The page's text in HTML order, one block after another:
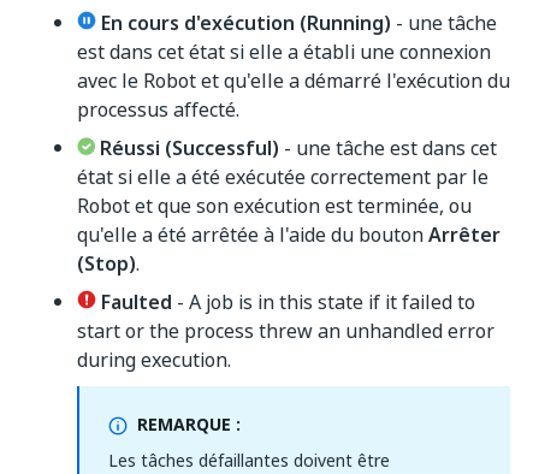
En cours d'exécution (Running) - une tâche
est dans cet état si elle a établi une connexion
avec le Robot et qu'elle a démarré l'exécution du
processus affecté.
Réussi (Successful) - une tâche est dans cet
état si elle a été exécutée correctement par le
Robot et que son exécution est terminée, ou
qu'elle a été arrêtée à l'aide du boutonArrêter
(Stop).
Faulted - A job is in this state if it failed to
start or the process threw an unhandled error
during execution.
REMARQUE :
Les tâches défaillantes doivent être